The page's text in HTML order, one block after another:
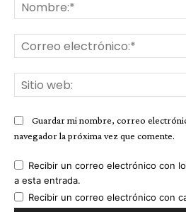
Guardar mi nombre, correo
navegador la próxima vez que comente.
Recibir un correo electrónico con
a esta entrada.
Recibir un correo electrónico con